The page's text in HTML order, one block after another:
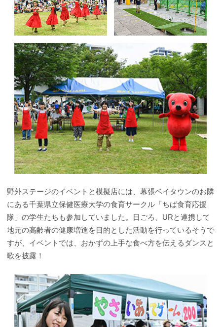
野外ステージのイベントと模擬店には、幕張ベイタウンのお隣
にある千葉県立保健医療大学の食育サークル「ちば食育応援
隊」の学生たちも参加していました。日ごろ、URと連携して
地元の高齢者の健康増進を目的とした活動を行っているそうで
すが、イベントでは、おかずの上手な食べ方を伝えるダンスと
歌を披露！